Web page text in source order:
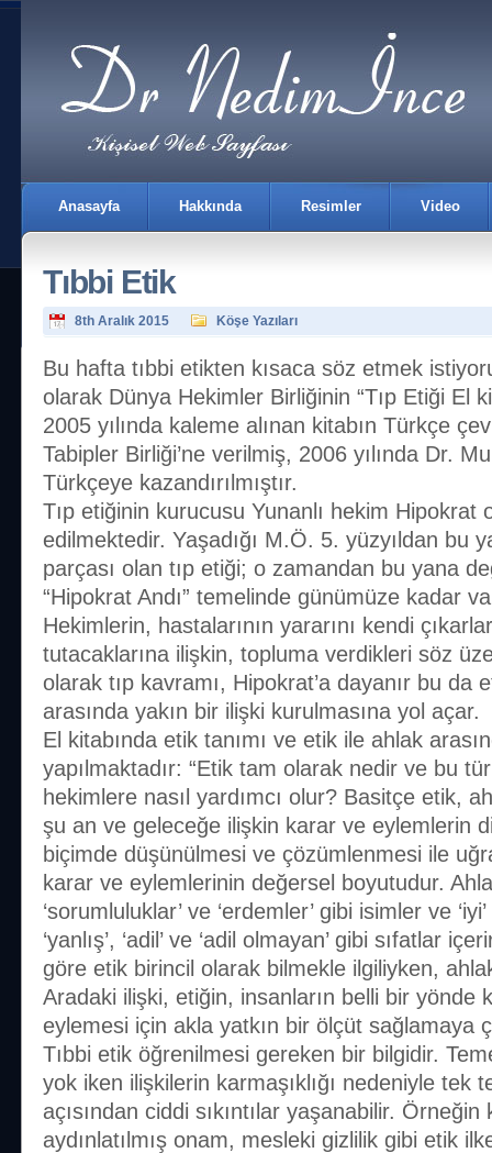
Anasayfa Hakkında Resimler Video
İletişim
Tıbbi Etik
8th Aralık 2015 Köşe Yazıları
Bu hafta tıbbi etikten kısaca söz etmek
olarak Dünya Hekimler Birliğinin “Tıp Etiği El
2005 yılında kaleme alınan kitabın Türkçe
Tabipler Birliği’ne verilmiş, 2006 yılında Dr.
Türkçeye kazandırılmıştır.
Tıp etiğinin kurucusu Yunanlı hekim Hipokrat
edilmektedir. Yaşadığı M.Ö. 5. yüzyıldan bu
parçası olan tıp etiği; o zamandan bu yana
“Hipokrat Andı” temelinde günümüze kadar
Hekimlerin, hastalarının yararını kendi
tutacaklarına ilişkin, topluma verdikleri söz
olarak tıp kavramı, Hipokrat’a dayanır bu da
arasında yakın bir ilişki kurulmasına yol açar.
El kitabında etik tanımı ve etik ile ahlak
yapılmaktadır: “Etik tam olarak nedir ve bu
hekimlere nasıl yardımcı olur? Basitçe etik,
şu an ve geleceğe ilişkin karar ve eylemlerin
biçimde düşünülmesi ve çözümlenmesi ile
karar ve eylemlerinin değersel boyutudur.
‘sorumluluklar’ ve ‘erdemler’ gibi isimler ve ‘iyi’
‘yanlış’, ‘adil’ ve ‘adil olmayan’ gibi sıfatlar
göre etik birincil olarak bilmekle ilgiliyken,
Aradaki ilişki, etiğin, insanların belli bir yönde
eylemesi için akla yatkın bir ölçüt sağlamaya
Tıbbi etik öğrenilmesi gereken bir bilgidir.
yok iken ilişkilerin karmaşıklığı nedeniyle tek
açısından ciddi sıkıntılar yaşanabilir. Örneğin
aydınlatılmış onam, mesleki gizlilik gibi etik